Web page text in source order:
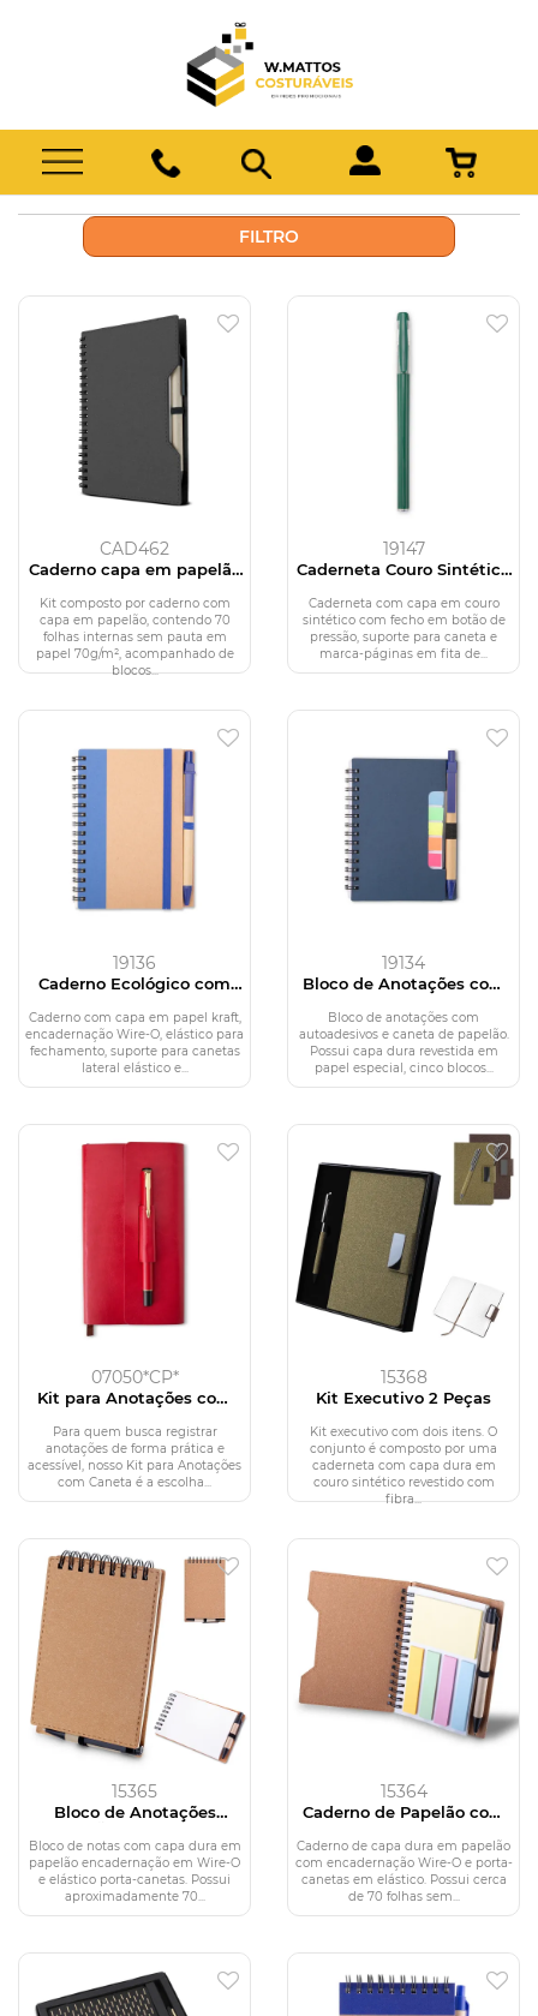
FILTRO
CAD462
Caderno capa em papelão
Kit composto por caderno com
capa em papelão, contendo 70
folhas internas sem pauta em
papel 70g/m², acompanhado de
blocos...
19147
Caderneta Couro Sintético
Caderneta com capa em couro
sintético com fecho em botão de
pressão, suporte para caneta e
marca-páginas em fita de...
19136
Caderno Ecológico com
Caderno com capa em papel kraft,
encadernação Wire-O, elástico para
fechamento, suporte para canetas
lateral elástico e...
19134
Bloco de Anotações com
Autoadesivos e Caneta
Bloco de anotações com
autoadesivos e caneta de papelão.
Possui capa dura revestida em
papel especial, cinco blocos...
07050*CP*
Kit para Anotações com
Caneta
Para quem busca registrar
anotações de forma prática e
acessível, nosso Kit para Anotações
com Caneta é a escolha...
15368
Kit Executivo 2 Peças
Kit executivo com dois itens. O
conjunto é composto por uma
caderneta com capa dura em
couro sintético revestido com
fibra...
15365
Bloco de Anotações
Papelão com Caneta
Bloco de notas com capa dura em
papelão encadernação em Wire-O
e elástico porta-canetas. Possui
aproximadamente 70...
15364
Caderno de Papelão com
Caderno de capa dura em papelão
com encadernação Wire-O e porta-
canetas em elástico. Possui cerca
de 70 folhas sem...